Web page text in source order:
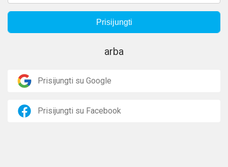
Prisijungti
arba
Prisijungti su Google
Prisijungti su Facebook